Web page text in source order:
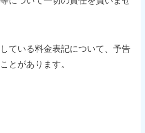
ている料金表記について、予告
とがあります。